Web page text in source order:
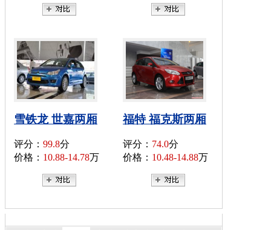
雪铁龙 世嘉两厢
评分： 99.8分
价格： 10.88-14.78万
福特 福克斯两厢
评分： 74.0分
价格： 10.48-14.88万